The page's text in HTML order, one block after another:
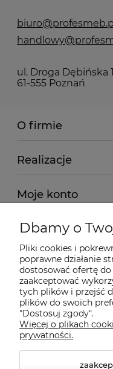
biuro@profesmeb.pl
ul. Droga Dębińska
61-555 Poznań
O firmie
Realizacje
Moje konto
Regulamin
Dostawa -
Gwarancja i
Pomoc
Dbamy o
Pliki cookies i
poprawne działanie
dostosować ofertę
zaakceptować
tych plików i przejść
plików do swoich
"Dostosuj zgody".
Więcej o plikach
prywatności.